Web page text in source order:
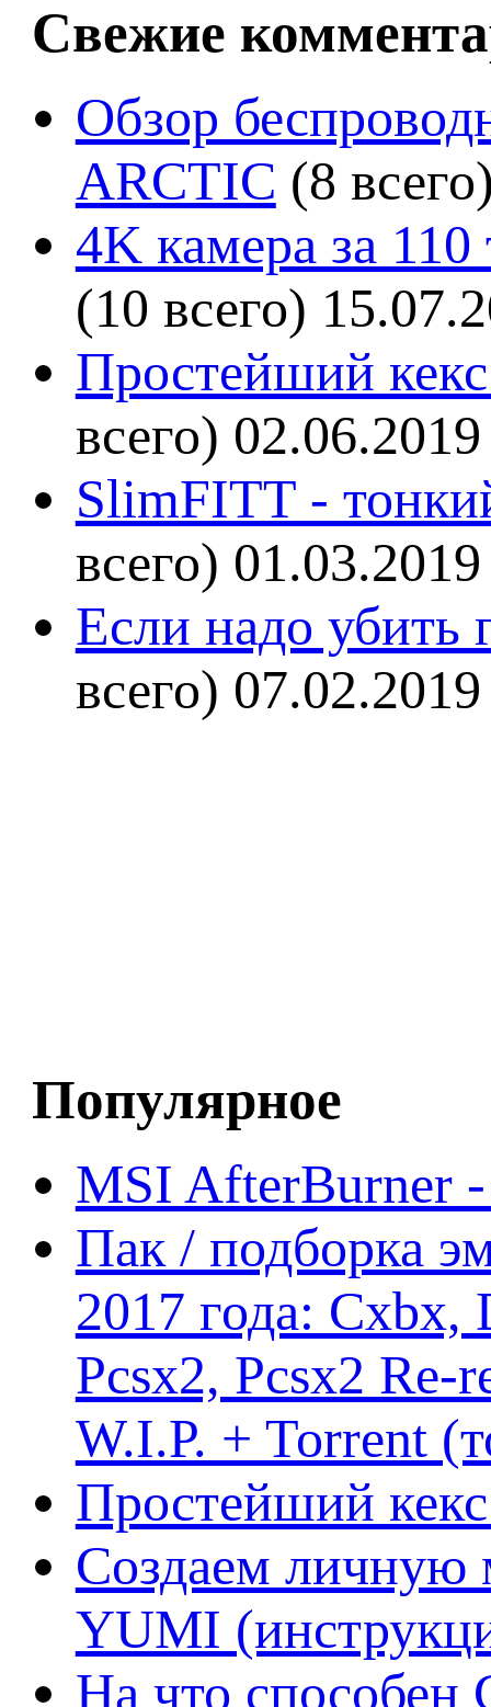
Свежие
Обзор
ARCTIC (8
4K камера за
(10 всего)
Простейший кекс
всего) 02.06.2019
SlimFITT -
всего) 01.03.2019
Если надо убить
всего) 07.02.2019
Популярное
MSI AfterBurner
Пак / подборка
2017 года:
Pcsx2, Pcsx2
W.I.P. + Torrent
Простейший кекс
Создаем личную
YUMI
На что способен